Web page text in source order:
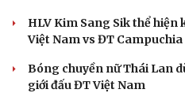
HLV Kim Sang Sik thể
Việt Nam vs ĐT Campuchia
Bóng chuyền nữ Thái Lan
giới đấu ĐT Việt Nam